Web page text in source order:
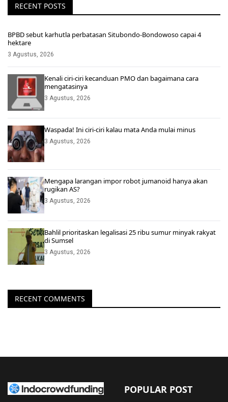
RECENT POSTS
BPBD sebut karhutla perbatasan Situbondo-Bondowoso capai 4
hektare
3 Agustus, 2026
Kenali ciri-ciri kecanduan PMO dan bagaimana cara
mengatasinya
3 Agustus, 2026
Waspada! Ini ciri-ciri kalau mata Anda mulai minus
3 Agustus, 2026
Mengapa larangan impor robot jumanoid hanya akan
rugikan AS?
3 Agustus, 2026
Bahlil prioritaskan legalisasi 25 ribu sumur minyak rakyat
di Sumsel
3 Agustus, 2026
RECENT COMMENTS
POPULAR POST